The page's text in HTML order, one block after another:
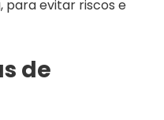
evitar riscos e
de